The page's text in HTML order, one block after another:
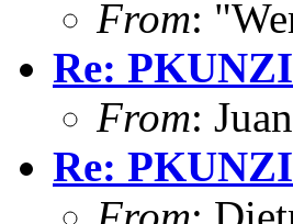
From:
Re:
From:
Re: